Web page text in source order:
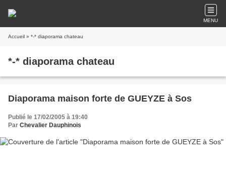
MENU
Accueil » *-* diaporama chateau
*-* diaporama chateau
Diaporama maison forte de GUEYZE à Sos
Publié le 17/02/2005 à 19:40
Par Chevalier Dauphinois